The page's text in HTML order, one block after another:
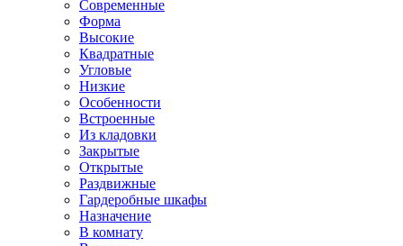
Современные
Форма
Высокие
Квадратные
Угловые
Низкие
Особенности
Встроенные
Из кладовки
Закрытые
Открытые
Раздвижные
Гардеробные шкафы
Назначение
В комнату